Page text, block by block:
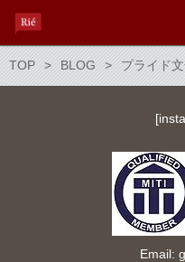
TOP BLOG プライド
Email: